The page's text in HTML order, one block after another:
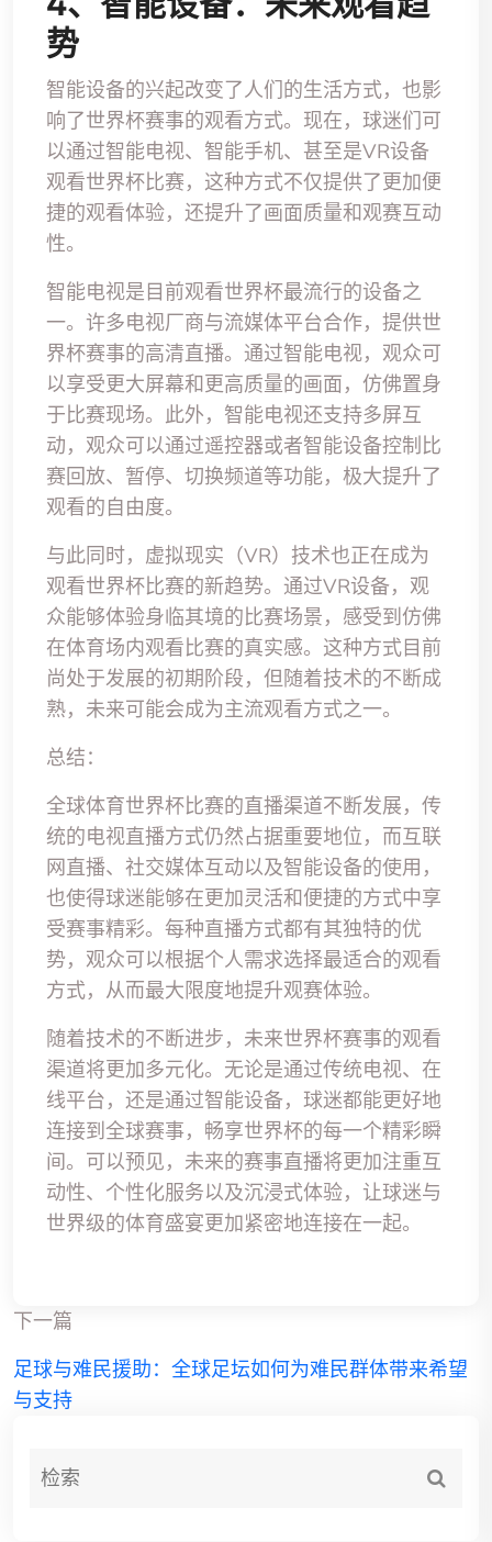
势
智能设备的兴起改变了人们的生活方式，也影
响了世界杯赛事的观看方式。现在，球迷们可
以通过智能电视、智能手机、甚至是VR设备
观看世界杯比赛，这种方式不仅提供了更加便
捷的观看体验，还提升了画面质量和观赛互动
性。
智能电视是目前观看世界杯最流行的设备之
一。许多电视厂商与流媒体平台合作，提供世
界杯赛事的高清直播。通过智能电视，观众可
以享受更大屏幕和更高质量的画面，仿佛置身
于比赛现场。此外，智能电视还支持多屏互
动，观众可以通过遥控器或者智能设备控制比
赛回放、暂停、切换频道等功能，极大提升了
观看的自由度。
与此同时，虚拟现实（VR）技术也正在成为
观看世界杯比赛的新趋势。通过VR设备，观
众能够体验身临其境的比赛场景，感受到仿佛
在体育场内观看比赛的真实感。这种方式目前
尚处于发展的初期阶段，但随着技术的不断成
熟，未来可能会成为主流观看方式之一。
总结：
全球体育世界杯比赛的直播渠道不断发展，传
统的电视直播方式仍然占据重要地位，而互联
网直播、社交媒体互动以及智能设备的使用，
也使得球迷能够在更加灵活和便捷的方式中享
受赛事精彩。每种直播方式都有其独特的优
势，观众可以根据个人需求选择最适合的观看
方式，从而最大限度地提升观赛体验。
随着技术的不断进步，未来世界杯赛事的观看
渠道将更加多元化。无论是通过传统电视、在
线平台，还是通过智能设备，球迷都能更好地
连接到全球赛事，畅享世界杯的每一个精彩瞬
间。可以预见，未来的赛事直播将更加注重互
动性、个性化服务以及沉浸式体验，让球迷与
世界级的体育盛宴更加紧密地连接在一起。
下一篇
足球与难民援助：全球足坛如何为难民群体带来希望
与支持